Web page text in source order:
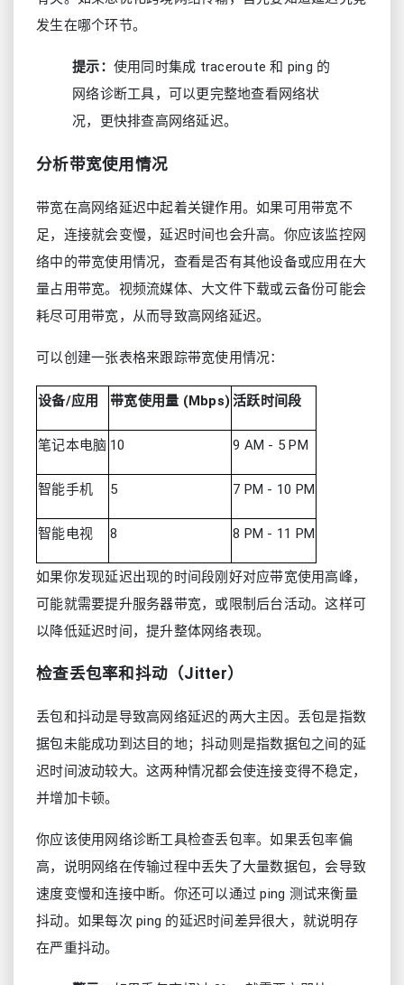
发生在哪个环节。
提示： 使用同时集成 traceroute 和 ping 的
网络诊断工具，可以更完整地查看网络状
况，更快排查高网络延迟。
分析带宽使用情况
带宽在高网络延迟中起着关键作用。如果可用带宽不
足，连接就会变慢，延迟时间也会升高。你应该监控网
络中的带宽使用情况，查看是否有其他设备或应用在大
量占用带宽。视频流媒体、大文件下载或云备份可能会
耗尽可用带宽，从而导致高网络延迟。
可以创建一张表格来跟踪带宽使用情况：
设备/应用 带宽使用量 (Mbps) 活跃时间段
笔记本电脑 10 9 AM - 5 PM
智能手机 5 7 PM - 10 PM
智能电视 8 8 PM - 11 PM
如果你发现延迟出现的时间段刚好对应带宽使用高峰，
可能就需要提升服务器带宽，或限制后台活动。这样可
以降低延迟时间，提升整体网络表现。
检查丢包率和抖动（Jitter）
丢包和抖动是导致高网络延迟的两大主因。丢包是指数
据包未能成功到达目的地；抖动则是指数据包之间的延
迟时间波动较大。这两种情况都会使连接变得不稳定，
并增加卡顿。
你应该使用网络诊断工具检查丢包率。如果丢包率偏
高，说明网络在传输过程中丢失了大量数据包，会导致
速度变慢和连接中断。你还可以通过 ping 测试来衡量
抖动。如果每次 ping 的延迟时间差异很大，就说明存
在严重抖动。